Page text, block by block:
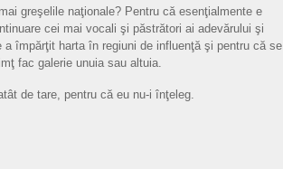
greşelile naţionale? Pentru că esenţialmente e
cei mai vocali şi păstrători ai adevărului şi
împărţit harta în regiuni de influenţă şi pentru că se
fac galerie unuia sau altuia.
de tare, pentru că eu nu-i înţeleg.